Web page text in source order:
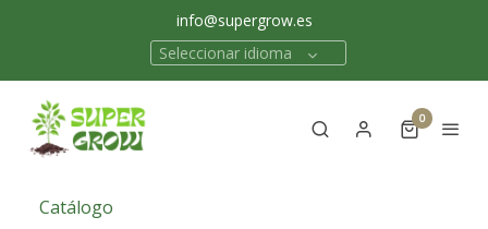
info@supergrow.es
Seleccionar idioma
0
Catálogo